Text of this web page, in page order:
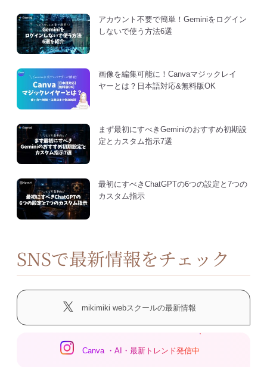
アカウント不要で簡単！Geminiをログイン
しないで使う方法6選
画像を編集可能に！Canvaマジックレイ
ヤーとは？日本語対応&無料版OK
まず最初にすべきGeminiのおすすめ初期設
定とカスタム指示7選
最初にすべきChatGPTの6つの設定と7つの
カスタム指示
SNSで最新情報をチェック
mikimiki webスクールの最新情報
Canva ・AI・最新トレンド発信中